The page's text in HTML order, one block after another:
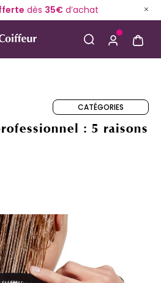
dès 35€d’achat
CATÉGORIES
: 5 raisons